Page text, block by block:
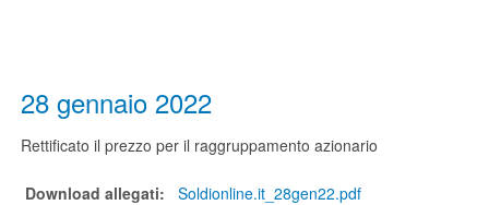
28 gennaio 2022
Rettificato il prezzo per il raggruppamento azionario
Download allegati: Soldionline.it_28gen22.pdf